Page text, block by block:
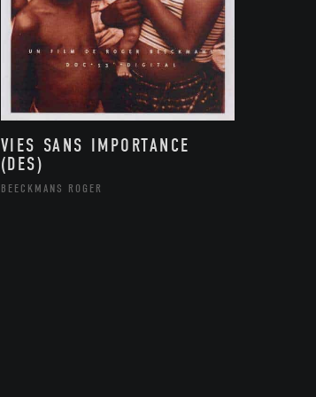
VIES SANS IMPORTANCE
(DES)
BEECKMANS ROGER